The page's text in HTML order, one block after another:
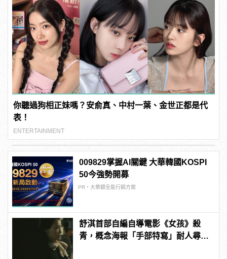
你聽過狗相正妹嗎？安俞真、中村一葉、金世正都是代
表！
ENTERTAINMENT
009829掌握AI關鍵 大華韓國KOSPI
50今強勢開募
PR・大華銀全能行銷方案
舒淇首部自編自導電影《女孩》殺
青，概念海報「手部特寫」耐人尋